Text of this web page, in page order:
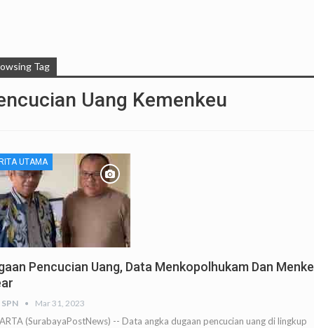
Tag
Uang Kemenkeu
UTAMA
Pencucian Uang, Data Menkopolhukam Dan
Mar 31, 2023
(SurabayaPostNews) -- Data angka dugaan pencucian uang di lingkup